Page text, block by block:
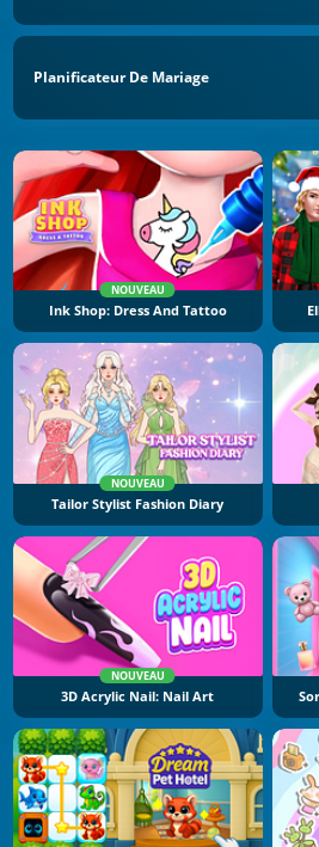
Planificateur De Mariage
NOUVEAU
Ink Shop: Dress And Tattoo
NOUVEAU
Tailor Stylist Fashion Diary
NOUVEAU
3D Acrylic Nail: Nail Art